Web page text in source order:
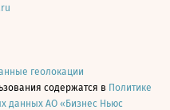
геолокации
содержатся в Политике
данных АО «Бизнес Ньюс